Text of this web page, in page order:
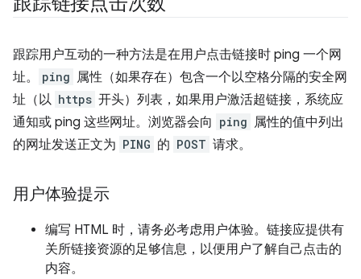
跟踪用户互动的一种方法是在用户点击链接时 ping 一个网
址。
ping 属性（如果存在）包含一个以空格分隔的安全网
址（以 https 开头）列表，如果用户激活超链接，系统应
通知或 ping 这些网址。浏览器会向 ping 属性的值中列出
的网址发送正文为 PING 的 POST 请求。
用户体验提示
编写 HTML 时，请务必考虑用户体验。链接应提供有
关所链接资源的足够信息，以便用户了解自己点击的
内容。